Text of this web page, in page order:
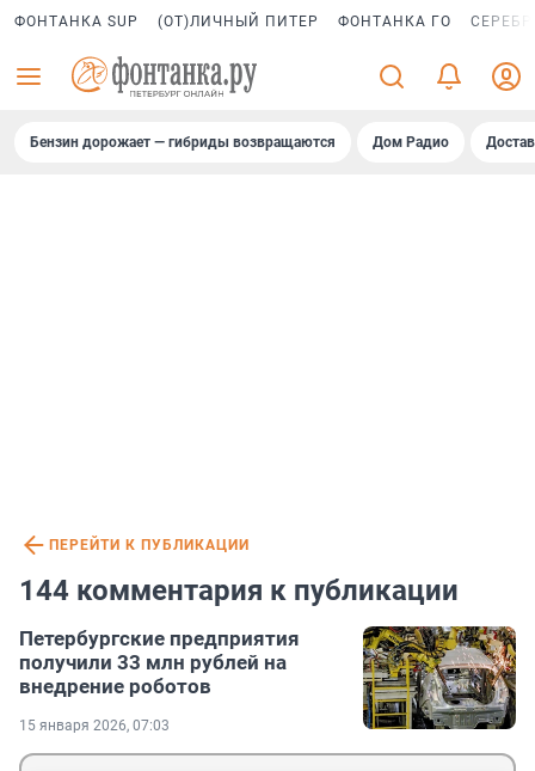
ФОНТАНКА SUP (ОТ)ЛИЧНЫЙ ПИТЕР ФОНТАНКА ГО
Бензин дорожает — гибриды возвращаются Дом Радио
ПЕРЕЙТИ К ПУБЛИКАЦИИ
144 комментария к публикации
Петербургские предприятия
получили 33 млн рублей на
внедрение роботов
15 января 2026, 07:03